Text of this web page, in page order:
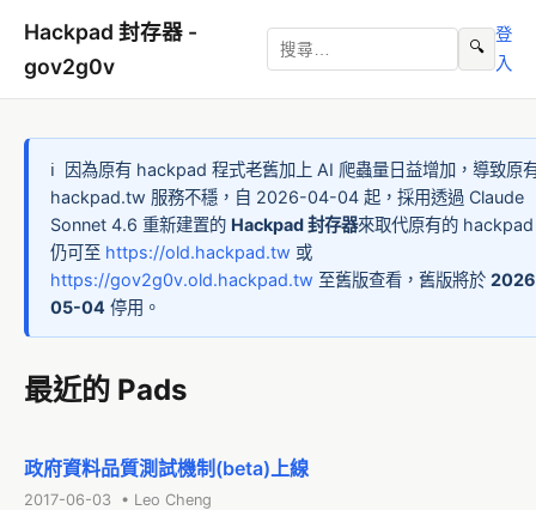
Hackpad 封存器 -
gov2g0v
🔍
登
入
ℹ️
因為原有 hackpad 程式老舊加上 AI 爬蟲量日益增加，導致原
hackpad.tw 服務不穩，自 2026-04-04 起，採用透過 Claude
Sonnet 4.6 重新建置的 Hackpad 封存器來取代原有的 hackpad
仍可至 https://old.hackpad.tw 或
https://gov2g0v.old.hackpad.tw 至舊版查看，舊版將於
05-04停用。
最近的 Pads
政府資料品質測試機制(beta)上線
2017-06-03 • Leo Cheng